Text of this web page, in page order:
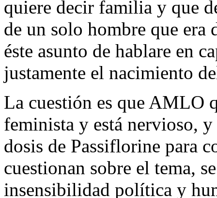
quiere decir familia y que
de un solo hombre que era
éste asunto de hablare en
justamente el nacimiento
La cuestión es que AMLO
feminista y está nervioso,
dosis de Passiflorine para
cuestionan sobre el tema,
insensibilidad política y